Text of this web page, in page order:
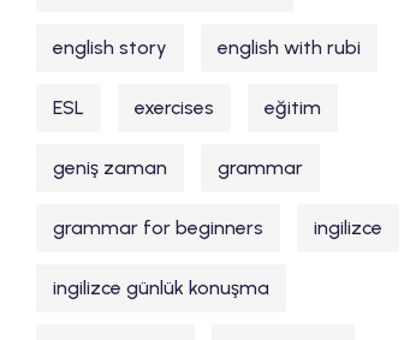
english story english with rubi
ESL exercises eğitim
geniş zaman grammar
grammar for beginners ingilizce
ingilizce günlük konuşma